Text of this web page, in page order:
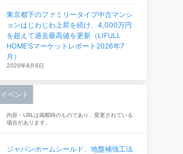
東京都下のファミリータイプ中古マンシ
ョンはじわじわ上昇を続け、4,000万円
を超えて過去最高値を更新（LIFULL
HOME’Sマーケットレポート2026年7
月）
2026年8月6日
イベント
内容・URLは掲載時のものであり、変更されている
場合があります。
ジャパンホームシールド、地盤補強工法